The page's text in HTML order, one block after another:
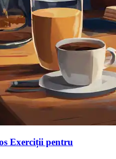
Exerciții pentru